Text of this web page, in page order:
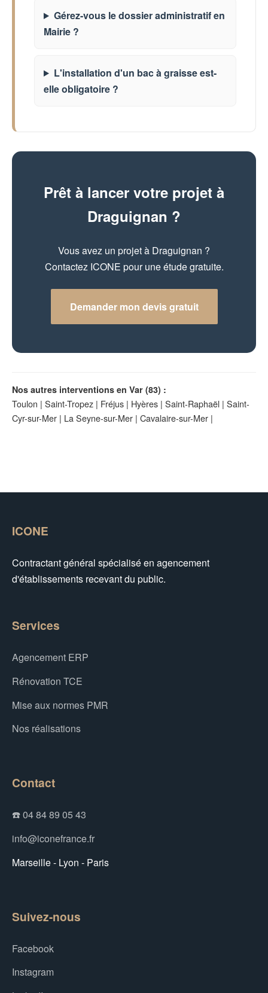
Gérez-vous le dossier administratif en
Mairie ?
L'installation d'un bac à graisse est-
elle obligatoire ?
Prêt à lancer votre projet à
Draguignan ?
Vous avez un projet à Draguignan ?
Contactez ICONE pour une étude gratuite.
Demander mon devis gratuit
Nos autres interventions en Var (83) :
Toulon | Saint-Tropez | Fréjus | Hyères | Saint-Raphaël | Saint-
Cyr-sur-Mer | La Seyne-sur-Mer | Cavalaire-sur-Mer |
ICONE
Contractant général spécialisé en agencement
d'établissements recevant du public.
Services
Agencement ERP
Rénovation TCE
Mise aux normes PMR
Nos réalisations
Contact
☎️ 04 84 89 05 43
info@iconefrance.fr
Marseille - Lyon - Paris
Suivez-nous
Facebook
Instagram